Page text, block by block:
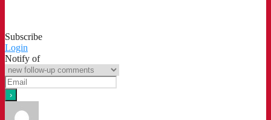
Subscribe
Login
Notify of